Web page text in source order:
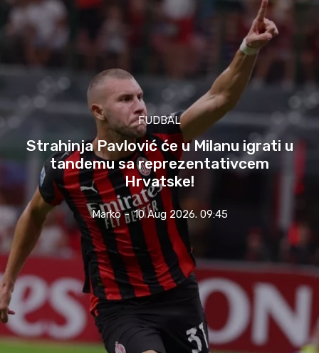
FUDBAL
Strahinja Pavlović će u Milanu igrati u
tandemu sa reprezentativcem
Hrvatske!
Marko - 10 Aug 2026. 09:45